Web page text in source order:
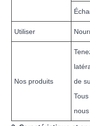
Utiliser
Nos produits
de